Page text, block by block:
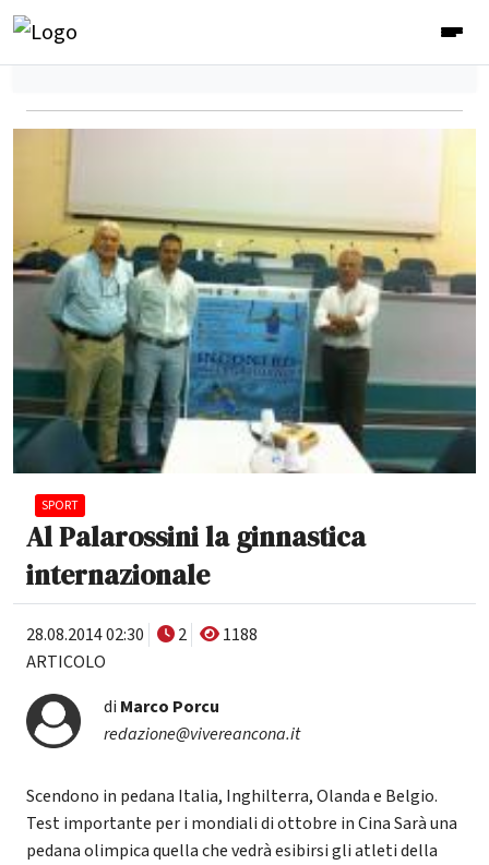
SPORT
Al Palarossini la ginnastica
internazionale
28.08.2014 02:30 2
1188
ARTICOLO
di Marco Porcu
redazione@vivereancona.it
Scendono in pedana Italia, Inghilterra, Olanda e Belgio.
Test importante per i mondiali di ottobre in Cina Sarà una
pedana olimpica quella che vedrà esibirsi gli atleti della